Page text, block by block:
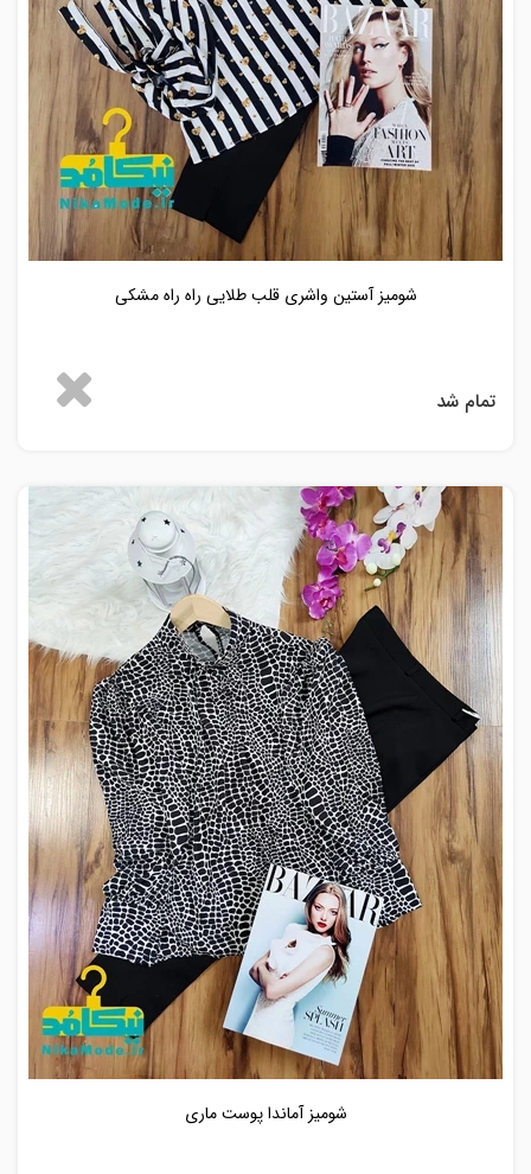
شومیز آستین واشری قلب طلایی راه راه مشکی
تمام شد
شومیز آماندا پوست ماری